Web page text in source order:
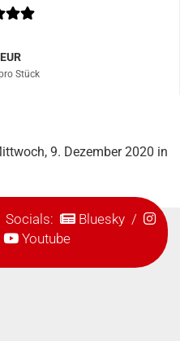
Stück
9. Dezember 2020 in
Bluesky/
Youtube